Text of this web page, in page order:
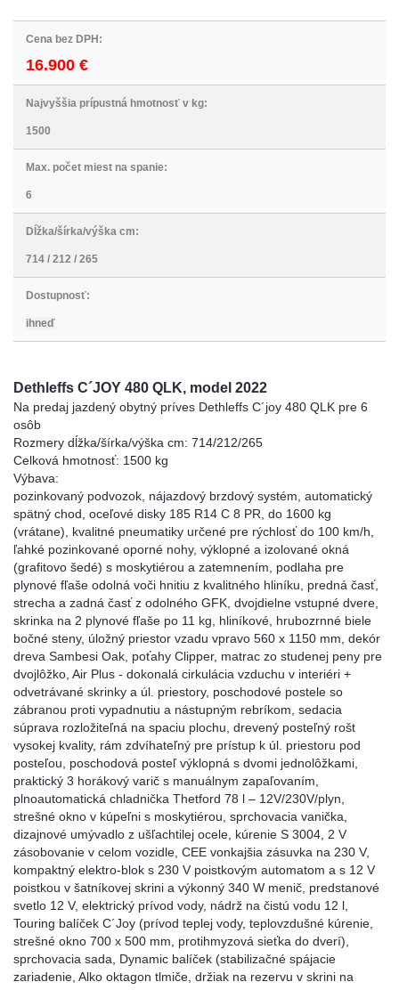
Cena bez DPH:
16.900 €
Najvyššia prípustná hmotnosť v kg:
1500
Max. počet miest na spanie:
6
Dĺžka/šírka/výška cm:
714 / 212 / 265
Dostupnosť:
ihneď
Dethleffs C´JOY 480 QLK, model 2022
Na predaj jazdený obytný príves Dethleffs C´joy 480 QLK pre 6
osôb
Rozmery dĺžka/šírka/výška cm: 714/212/265
Celková hmotnosť: 1500 kg
Výbava:
pozinkovaný podvozok, nájazdový brzdový systém, automatický
spätný chod, oceľové disky 185 R14 C 8 PR, do 1600 kg
(vrátane), kvalitné pneumatiky určené pre rýchlosť do 100 km/h,
ľahké pozinkované oporné nohy, výklopné a izolované okná
(grafitovo šedé) s moskytiérou a zatemnením, podlaha pre
plynové fľaše odolná voči hnitiu z kvalitného hliníku, predná časť,
strecha a zadná časť z odolného GFK, dvojdielne vstupné dvere,
skrinka na 2 plynové fľaše po 11 kg, hliníkové, hrubozrnné biele
bočné steny, úložný priestor vzadu vpravo 560 x 1150 mm, dekór
dreva Sambesi Oak, poťahy Clipper, matrac zo studenej peny pre
dvojlôžko, Air Plus - dokonalá cirkulácia vzduchu v interiéri +
odvetrávané skrinky a úl. priestory, poschodové postele so
zábranou proti vypadnutiu a nástupným rebríkom, sedacia
súprava rozložiteľná na spaciu plochu, drevený posteľný rošt
vysokej kvality, rám zdvíhateľný pre prístup k úl. priestoru pod
posteľou, poschodová posteľ výklopná s dvomi jednolôžkami,
praktický 3 horákový varič s manuálnym zapaľovaním,
plnoautomatická chladnička Thetford 78 l – 12V/230V/plyn,
strešné okno v kúpeľni s moskytiérou, sprchovacia vanička,
dizajnové umývadlo z ušľachtilej ocele, kúrenie S 3004, 2 V
zásobovanie v celom vozidle, CEE vonkajšia zásuvka na 230 V,
kompaktný elektro-blok s 230 V poistkovým automatom a s 12 V
poistkou v šatníkovej skrini a výkonný 340 W menič, predstanové
svetlo 12 V, elektrický prívod vody, nádrž na čistú vodu 12 l,
Touring balíček C´Joy (prívod teplej vody, teplovzdušné kúrenie,
strešné okno 700 x 500 mm, protihmyzová sieťka do dverí),
sprchovacia sada, Dynamic balíček (stabilizačné spájacie
zariadenie, Alko oktagon tlmiče, držiak na rezervu v skrini na